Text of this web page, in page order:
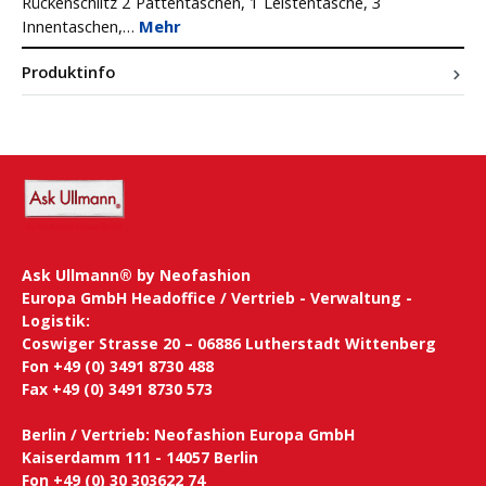
Innentaschen,… Mehr
Produktinfo
Ask Ullmann® by Neofashion
Europa GmbH Headoffice / Vertrieb - Verwaltung -
Logistik:
Coswiger Strasse 20 – 06886 Lutherstadt Wittenberg
Fon +49 (0) 3491 8730 488
Fax +49 (0) 3491 8730 573
Berlin / Vertrieb: Neofashion Europa GmbH
Kaiserdamm 111 - 14057 Berlin
Fon +49 (0) 30 303622 74